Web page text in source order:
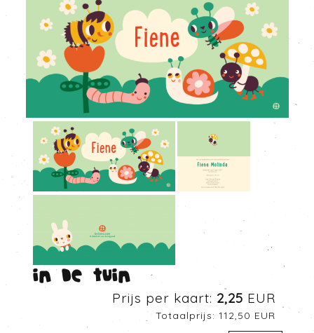
In de tuin
Prijs per kaart: 2,25 EUR
Totaalprijs: 112,50 EUR